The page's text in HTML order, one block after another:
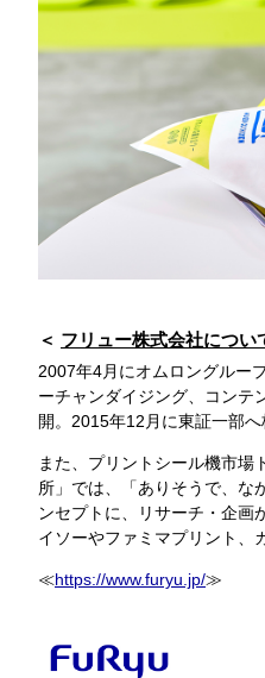
フリュー株式会社につい
2007年4月にオムロングルー
ーチャンダイジング、コンテ
開。2015年12月に東証一部へ
また、プリントシール機市場
所」では、「ありそうで、な
ンセプトに、リサーチ・企画
イソーやファミマプリント、
≪https://www.furyu.jp/≫